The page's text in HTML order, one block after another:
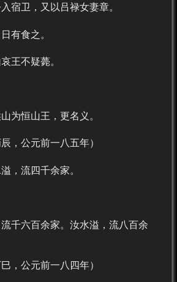
宿卫，又以吕禄女妻章。
有食之。
不疑薨。
恒山王，更名义。
公元前一八五年）
流四千余家。
六百余家。汝水溢，流八百余
公元前一八四年）